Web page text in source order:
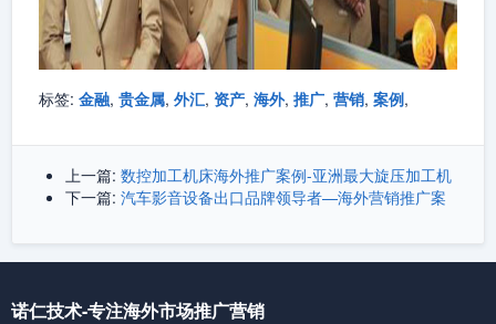
标签: 金融, 贵金属, 外汇, 资产, 海外, 推广, 营销, 案例,
上一篇: 数控加工机床海外推广案例-亚洲最大旋压加工机
下一篇: 汽车影音设备出口品牌领导者—海外营销推广案
诺仁技术-专注海外市场推广营销